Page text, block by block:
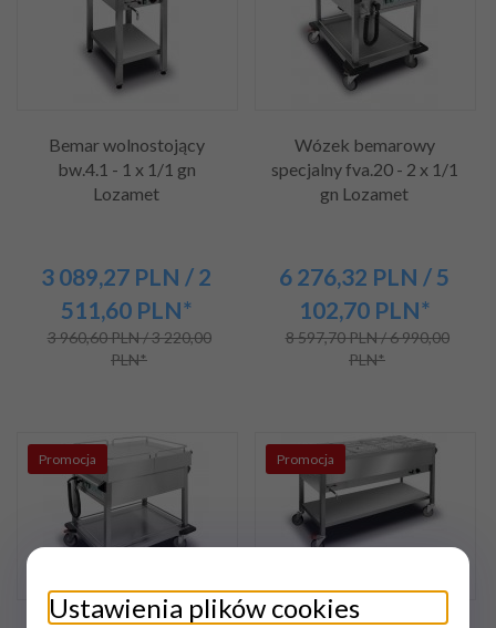
Bemar wolnostojący
bw.4.1 - 1 x 1/1 gn
Lozamet
3 089,27 PLN / 2
511,60 PLN*
3 960,60 PLN / 3 220,00
PLN*
Wózek bemarowy
specjalny fva.20 - 2 x 1/1
gn Lozamet
6 276,32 PLN / 5
102,70 PLN*
8 597,70 PLN / 6 990,00
PLN*
Promocja Promocja
Ustawienia plików cookies